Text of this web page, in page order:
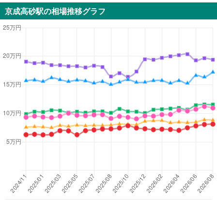
京成高砂駅の相場推移グラフ